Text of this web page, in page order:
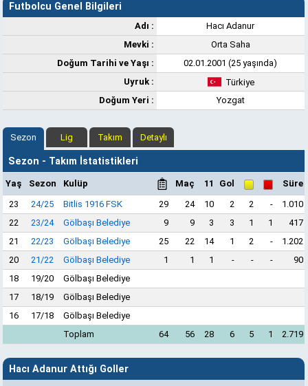
Futbolcu Genel Bilgileri
Adı :
Hacı Adanur
Mevki :
Orta Saha
Doğum Tarihi ve Yaşı :
02.01.2001 (25 yaşında)
Uyruk :
Türkiye
Doğum Yeri :
Yozgat
Sezon Lig Takım Detaylı
Sezon - Takım İstatistikleri
Yaş Sezon Kulüp Maç 11 Gol
Süre
23
24/25 Bitlis 1916 FSK 29 24 10 2 2 -
1.010
22
23/24 Gölbaşı Belediye 9 9 3 3 1 1
417
21
22/23 Gölbaşı Belediye 25 22 14 1 2 -
1.202
20
21/22 Gölbaşı Belediye 1 1 1 - - -
90
18
19/20
Gölbaşı Belediye
17
18/19
Gölbaşı Belediye
16
17/18
Gölbaşı Belediye
Toplam
64 56 28 6 5 1 2.719
Hacı Adanur Attığı Goller